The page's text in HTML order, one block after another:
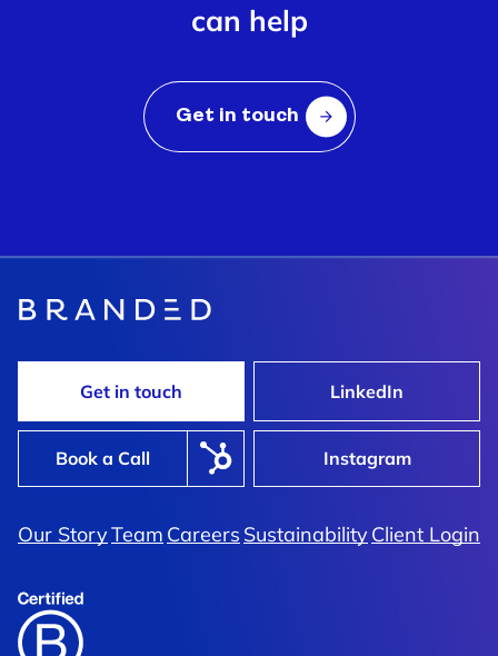
can help
Get in touch
Get in touch LinkedIn
Book a Call Instagram
Our StoryTeam Careers SustainabilityClient Login